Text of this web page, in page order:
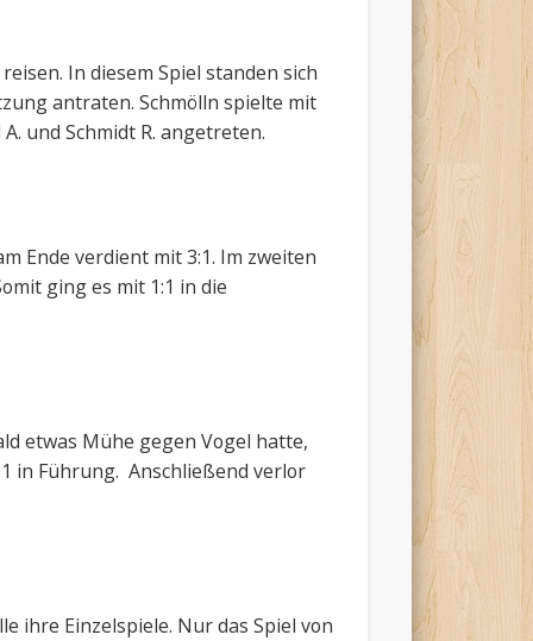
In diesem Spiel standen sich
antraten. Schmölln spielte mit
und Schmidt R. angetreten.
Ende verdient mit 3:1. Im zweiten
ging es mit 1:1 in die
etwas Mühe gegen Vogel hatte,
in Führung. Anschließend verlor
ihre Einzelspiele. Nur das Spiel von